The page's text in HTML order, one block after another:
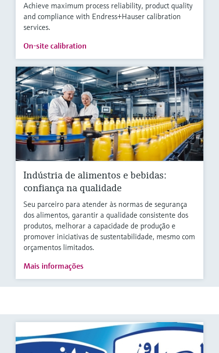
Achieve maximum process reliability, product quality
and compliance with Endress+Hauser calibration
services.
On-site calibration
Indústria de alimentos e bebidas:
confiança na qualidade
Seu parceiro para atender às normas de segurança
dos alimentos, garantir a qualidade consistente dos
produtos, melhorar a capacidade de produção e
promover iniciativas de sustentabilidade, mesmo com
orçamentos limitados.
Mais informações